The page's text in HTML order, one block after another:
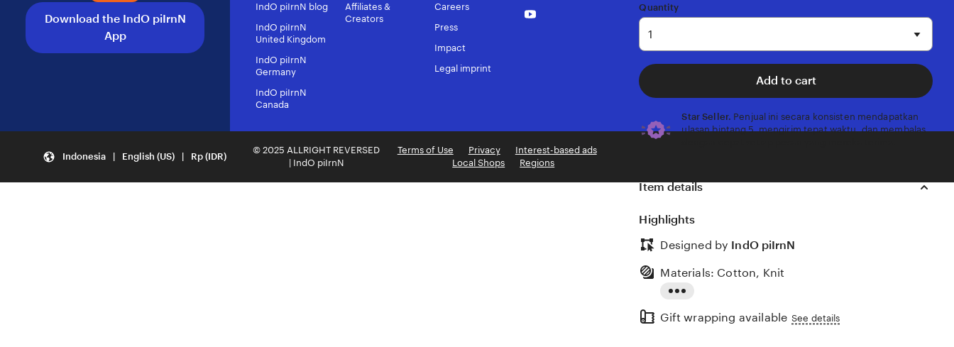
Quantity
Add to cart
Star Seller. Penjual ini secara konsisten mendapatkan
ulasan bintang 5, mengirim tepat waktu, dan membalas
Item details
Highlights
Designed by IndO piIrnN
the
Materials: Cotton, Knit
Gift wrapping available See details
IndO piIrnN blog
IndO piIrnN
United Kingdom
IndO piIrnN
Germany
IndO piIrnN
Canada
Affiliates &
Creators
Careers
Press
Impact
Legal imprint
Download the IndO piIrnN
App
Indonesia | English (US) | Rp (IDR)
© 2025 ALLRIGHT REVERSED
| IndO piIrnN
Terms of Use Privacy
Interest-based ads
Local Shops
Regions